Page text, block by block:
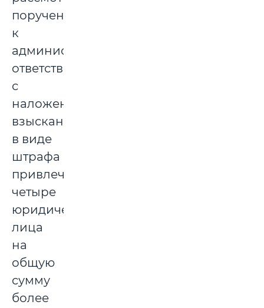
поручений
к
административной
ответственности
с
наложением
взыскания
в виде
штрафа
привлечены
четыре
юридических
лица
на
общую
сумму
более